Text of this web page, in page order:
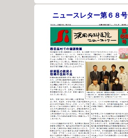
ニュースレター第６８号